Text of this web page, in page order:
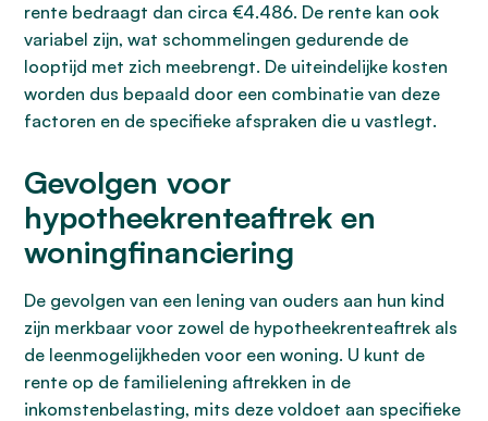
rente bedraagt dan circa €4.486. De rente kan ook
variabel zijn, wat schommelingen gedurende de
looptijd met zich meebrengt. De uiteindelijke kosten
worden dus bepaald door een combinatie van deze
factoren en de specifieke afspraken die u vastlegt.
Gevolgen voor
hypotheekrenteaftrek en
woningfinanciering
De gevolgen van een lening van ouders aan hun kind
zijn merkbaar voor zowel de hypotheekrenteaftrek als
de leenmogelijkheden voor een woning. U kunt de
rente op de familielening aftrekken in de
inkomstenbelasting, mits deze voldoet aan specifieke